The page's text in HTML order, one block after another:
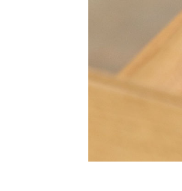
check-box